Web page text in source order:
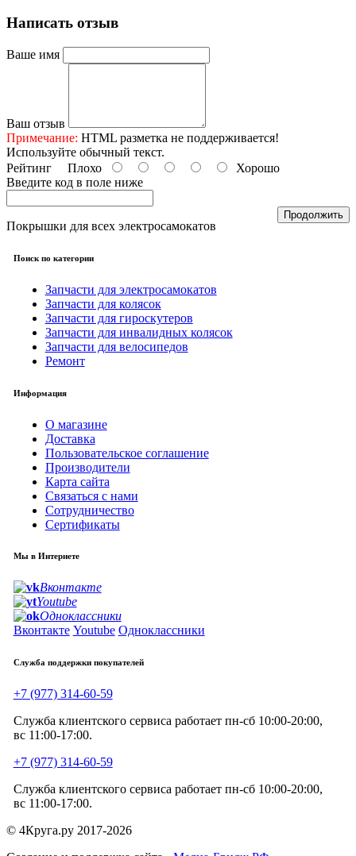
Написать отзыв
Ваше имя
Ваш отзыв
Примечание: HTML разметка не поддерживается!
Используйте обычный текст.
Рейтинг Плохо
Хорошо
Введите код в поле ниже
Продолжить
Покрышки для всех электросамокатов
Поиск по категории
Запчасти для электросамокатов
Запчасти для колясок
Запчасти для гироскутеров
Запчасти для инвалидных колясок
Запчасти для велосипедов
Ремонт
Информация
О магазине
Доставка
Пользовательское соглашение
Производители
Карта сайта
Связаться с нами
Сотрудничество
Сертификаты
Мы в Интернете
Вконтакте
Youtube
Одноклассники
Вконтакте Youtube Одноклассники
Служба поддержки покупателей
+7 (977) 314-60-59
Служба клиентского сервиса работает пн-сб 10:00-20:00,
вс 11:00-17:00.
+7 (977) 314-60-59
Служба клиентского сервиса работает пн-сб 10:00-20:00,
вс 11:00-17:00.
© 4Круга.ру 2017-2026